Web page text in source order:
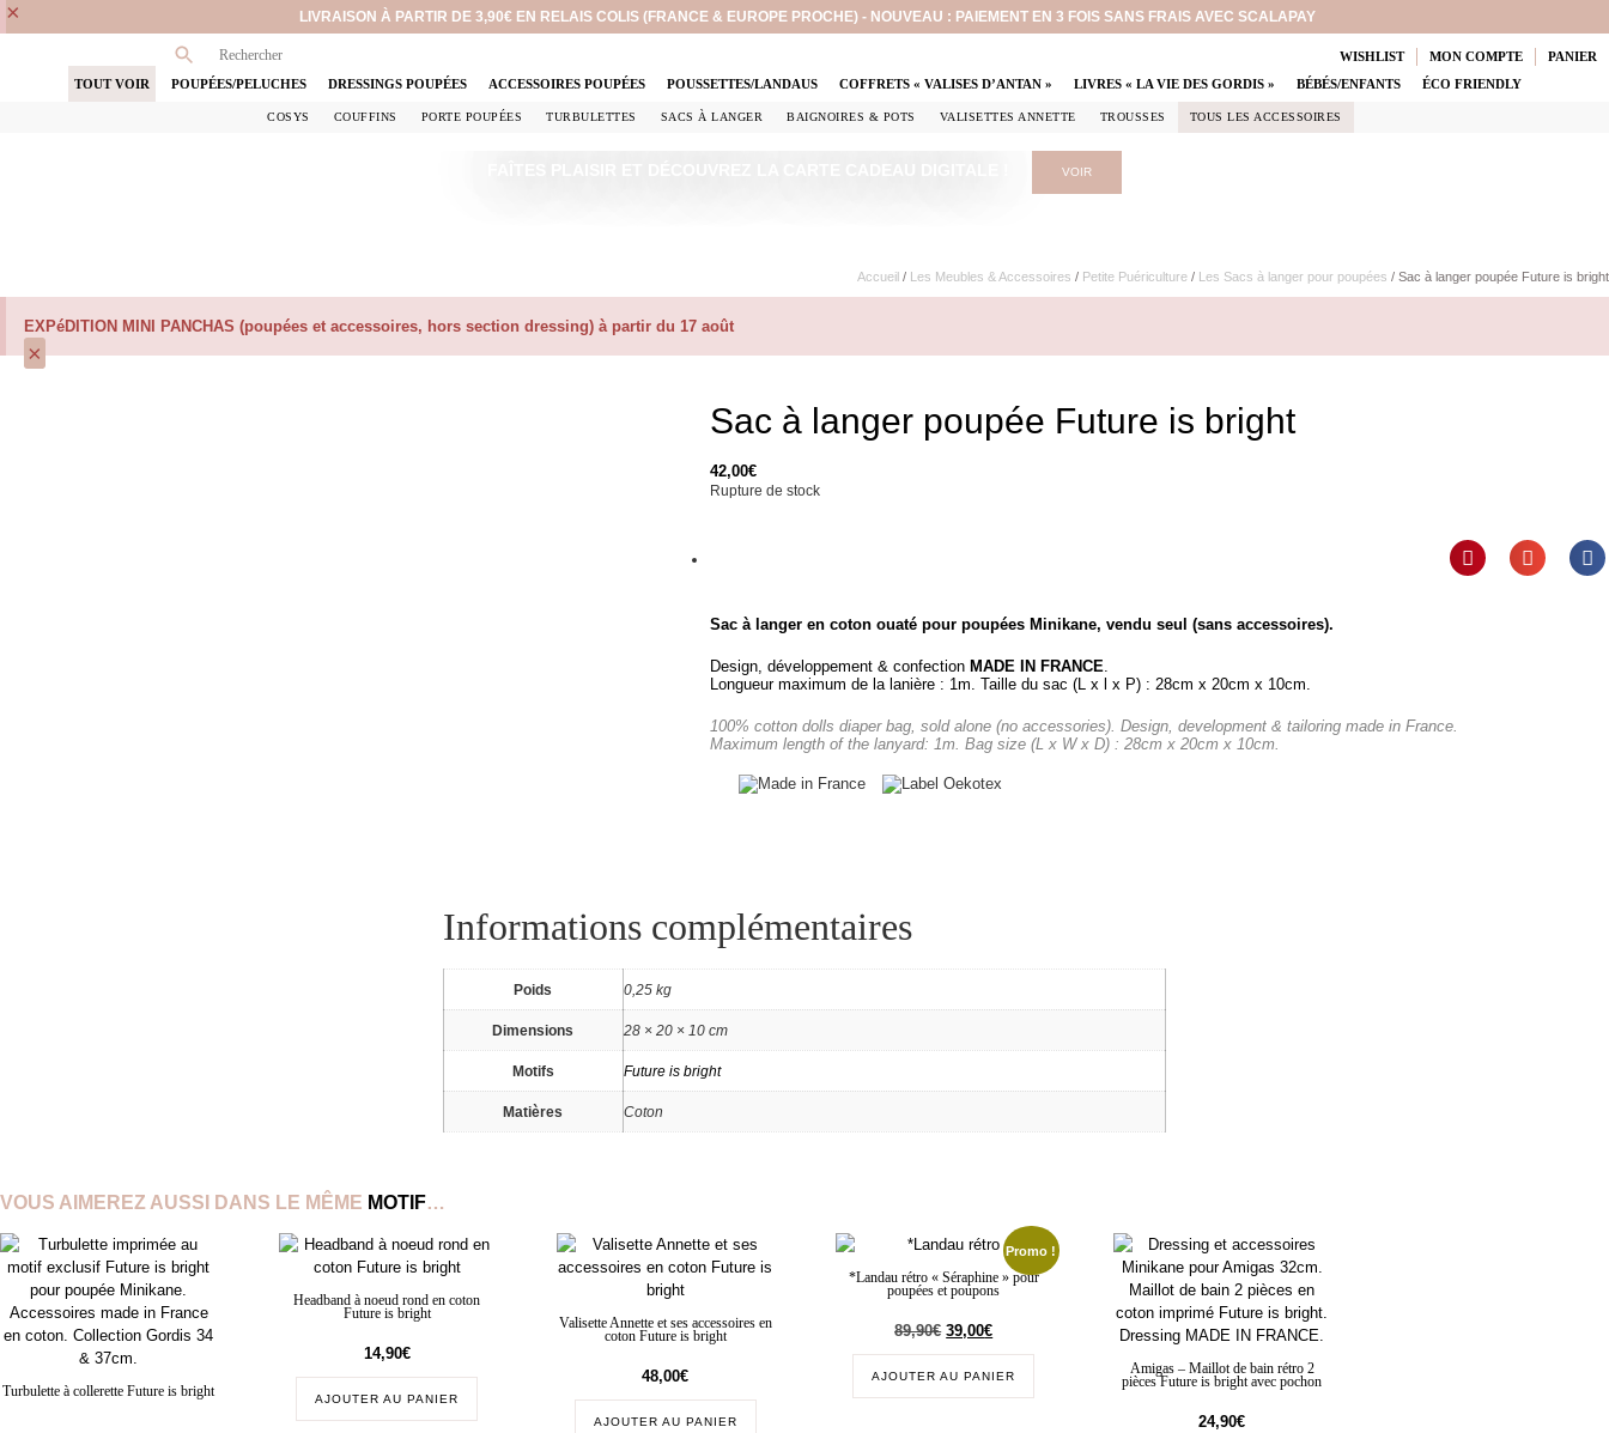
LIVRAISON À PARTIR DE 3,90€ EN RELAIS COLIS (FRANCE & EUROPE PROCHE) - NOUVEAU : PAIEMENT EN 3 FOIS SANS FRAIS AVEC SCALAPAY
×
WISHLIST MON COMPTE
PANIER
TOUT VOIR
POUPÉES/PELUCHES DRESSINGS POUPÉES ACCESSOIRES POUPÉES POUSSETTES/LANDAUS COFFRETS « VALISES D’ANTAN » LIVRES « LA VIE DES GORDIS » BÉBÉS/ENFANTS ÉCO FRIENDLY
COSYS COUFFINS PORTE POUPÉES TURBULETTES SACS À LANGER BAIGNOIRES & POTS VALISETTES ANNETTE TROUSSES TOUS LES ACCESSOIRES
VOIR
Accueil / Les Meubles & Accessoires / Petite Puériculture / Les Sacs à langer pour poupées / Sac à langer poupée Future is bright
EXPéDITION MINI PANCHAS (poupées et accessoires, hors section dressing) à partir du 17 août
×
Sac à langer poupée Future is bright
42,00€
Rupture de stock
Sac à langer en coton ouaté pour poupées Minikane, vendu seul (sans accessoires).
Design, développement & confection MADE IN FRANCE.
Longueur maximum de la lanière : 1m. Taille du sac (L x l x P) : 28cm x 20cm x 10cm.
100% cotton dolls diaper bag, sold alone (no accessories). Design, development & tailoring made in France.
Maximum length of the lanyard: 1m. Bag size (L x W x D) : 28cm x 20cm x 10cm.
Informations complémentaires
Poids 0,25 kg
Dimensions 28 × 20 × 10 cm
Motifs Future is bright
Matières Coton
VOUS AIMEREZ AUSSI DANS LE MÊME MOTIF…
Turbulette à collerette Future is bright
Headband à noeud rond en coton
Future is bright
14,90€
AJOUTER AU PANIER
Valisette Annette et ses accessoires en
coton Future is bright
48,00€
AJOUTER AU PANIER
Promo !
*Landau rétro « Séraphine » pour
poupées et poupons
89,90€ 39,00€
AJOUTER AU PANIER
Amigas – Maillot de bain rétro 2
pièces Future is bright avec pochon
24,90€